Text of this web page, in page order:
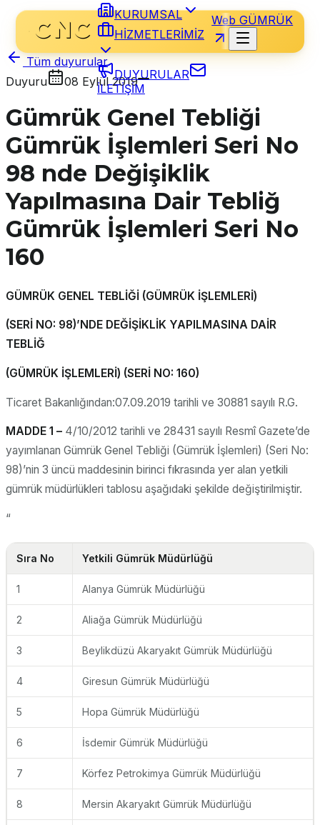
KURUMSAL
HİZMETLERİMİZ
DUYURULAR
İLETİŞİM
Web GÜMRÜK
Tüm duyurular
Duyuru
08 Eylül 2019
Gümrük Genel Tebliği
Gümrük İşlemleri Seri No
98 nde Değişiklik
Yapılmasına Dair Tebliğ
Gümrük İşlemleri Seri No
160
GÜMRÜK GENEL TEBLİĞİ (GÜMRÜK İŞLEMLERİ)
(SERİ NO: 98)’NDE DEĞİŞİKLİK YAPILMASINA DAİR
TEBLİĞ
(GÜMRÜK İŞLEMLERİ) (SERİ NO: 160)
Ticaret Bakanlığından:07.09.2019 tarihli ve 30881 sayılı R.G.
MADDE 1 – 4/10/2012 tarihli ve 28431 sayılı Resmî Gazete’de
yayımlanan Gümrük Genel Tebliği (Gümrük İşlemleri) (Seri No:
98)’nin 3 üncü maddesinin birinci fıkrasında yer alan yetkili
gümrük müdürlükleri tablosu aşağıdaki şekilde değiştirilmiştir.
“
Sıra No Yetkili Gümrük Müdürlüğü
1 Alanya Gümrük Müdürlüğü
2 Aliağa Gümrük Müdürlüğü
3 Beylikdüzü Akaryakıt Gümrük Müdürlüğü
4 Giresun Gümrük Müdürlüğü
5 Hopa Gümrük Müdürlüğü
6 İsdemir Gümrük Müdürlüğü
7 Körfez Petrokimya Gümrük Müdürlüğü
8 Mersin Akaryakıt Gümrük Müdürlüğü